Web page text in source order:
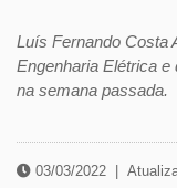
Luís Fernando Costa
Engenharia Elétrica
na semana passada.
03/03/2022